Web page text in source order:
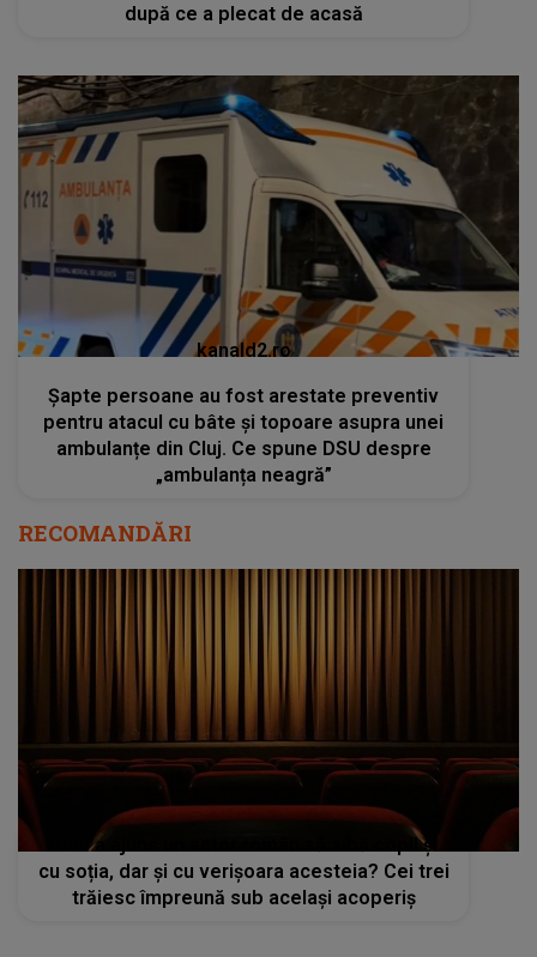
după ce a plecat de acasă
kanald2.ro
Șapte persoane au fost arestate preventiv
pentru atacul cu bâte și topoare asupra unei
ambulanțe din Cluj. Ce spune DSU despre
„ambulanța neagră”
RECOMANDĂRI
Cum a ajuns un actor român să aibă copil și
cu soția, dar și cu verișoara acesteia? Cei trei
trăiesc împreună sub același acoperiș